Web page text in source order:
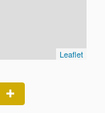
Leaflet